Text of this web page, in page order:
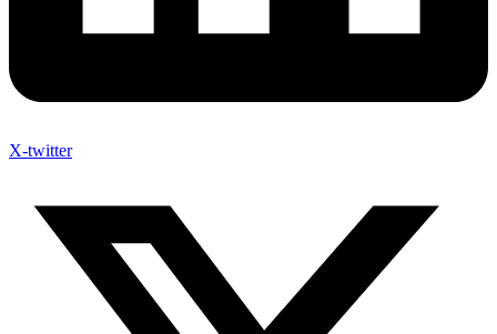
X-twitter